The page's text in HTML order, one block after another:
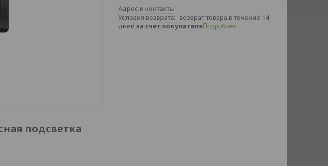
подсветка
Адрес и контакты
возврат товара в течение 14
дней за счет покупателя Подробнее